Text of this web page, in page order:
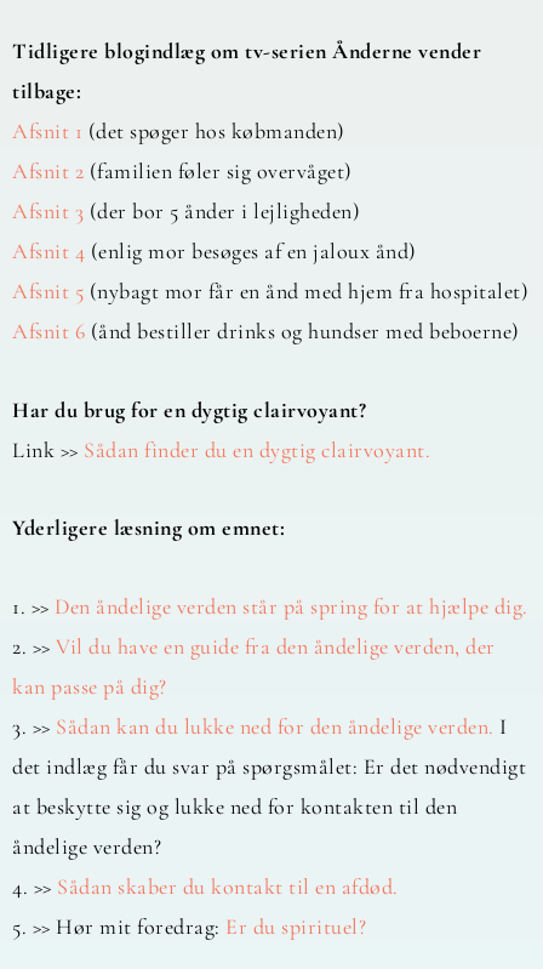
Tidligere blogindlæg om tv-serien Ånderne vender
tilbage:
Afsnit 1 (det spøger hos købmanden)
Afsnit 2 (familien føler sig overvåget)
Afsnit 3 (der bor 5 ånder i lejligheden)
Afsnit 4 (enlig mor besøges af en jaloux ånd)
Afsnit 5 (nybagt mor får en ånd med hjem fra hospitalet)
Afsnit 6 (ånd bestiller drinks og hundser med beboerne)
Har du brug for en dygtig clairvoyant?
Link >> Sådan finder du en dygtig clairvoyant.
Yderligere læsning om emnet:
1. >> Den åndelige verden står på spring for at hjælpe dig.
2. >> Vil du have en guide fra den åndelige verden, der
kan passe på dig?
3. >> Sådan kan du lukke ned for den åndelige verden. I
det indlæg får du svar på spørgsmålet: Er det nødvendigt
at beskytte sig og lukke ned for kontakten til den
åndelige verden?
4. >> Sådan skaber du kontakt til en afdød.
5. >> Hør mit foredrag: Er du spirituel?